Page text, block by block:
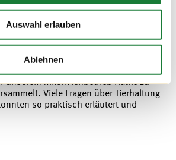
Auswahl erlauben
Ablehnen
Landwirtschaft und Tierhaltung zu
hat sich das Amt für regionale
unserem Milchviehbetrieb Hatke zu
Viele Fragen über Tierhaltung
so praktisch erläutert und